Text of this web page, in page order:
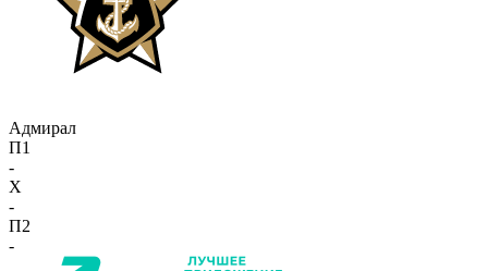
Адмирал
П1
-
X
-
П2
-